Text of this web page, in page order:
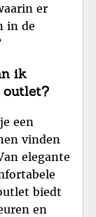
er
in de
ik
outlet?
een
vinden
elegante
biedt
en